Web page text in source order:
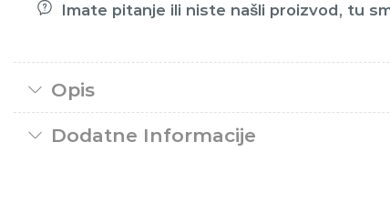
Imate pitanje ili niste našli proizvod, tu
Opis
Dodatne Informacije